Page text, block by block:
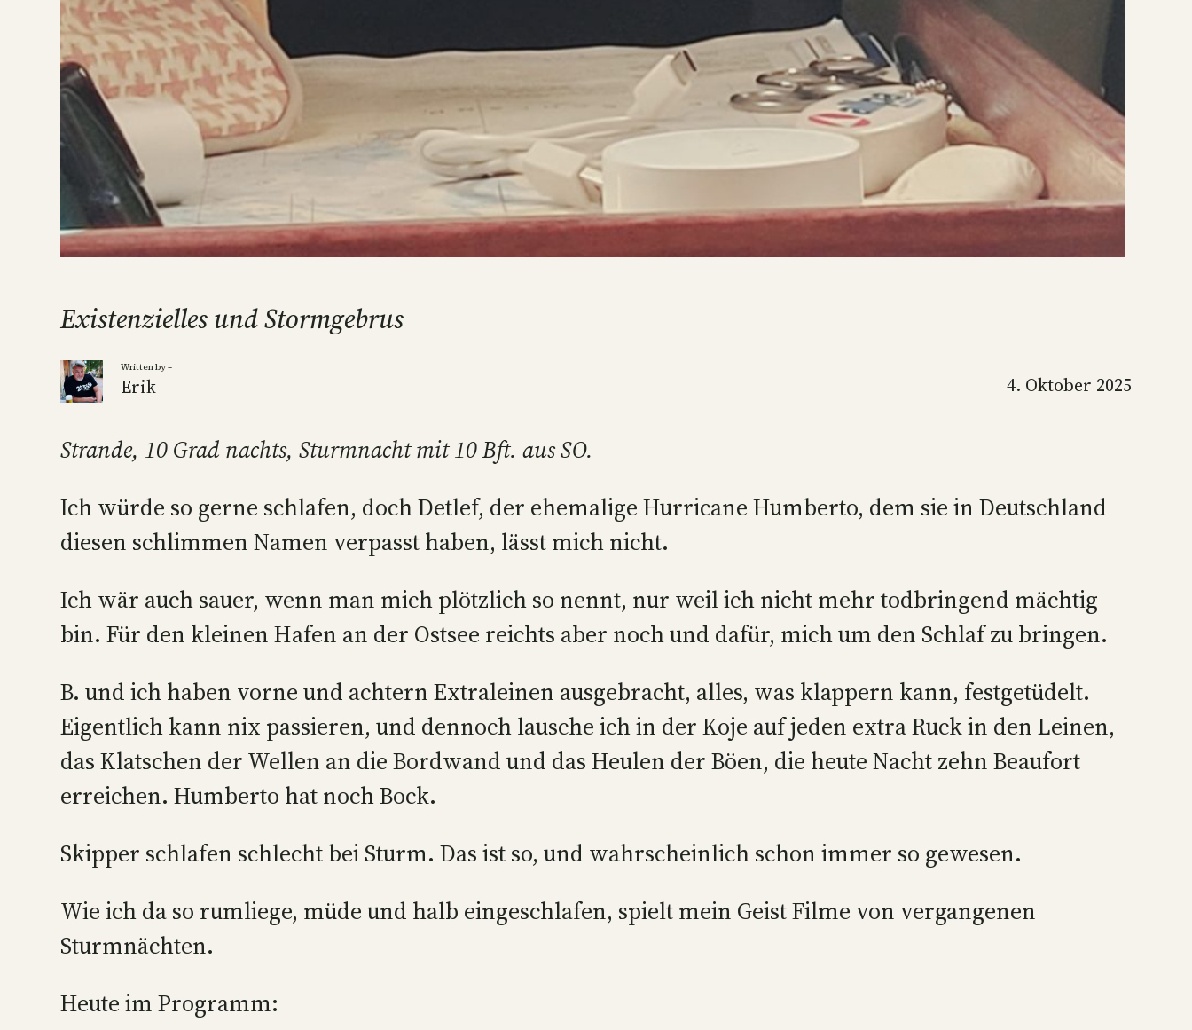
Existenzielles und Stormgebrus
Written by –
Erik 4. Oktober 2025
Strande, 10 Grad nachts, Sturmnacht mit 10 Bft. aus SO.
Ich würde so gerne schlafen, doch Detlef, der ehemalige Hurricane Humberto, dem sie in Deutschland
diesen schlimmen Namen verpasst haben, lässt mich nicht.
Ich wär auch sauer, wenn man mich plötzlich so nennt, nur weil ich nicht mehr todbringend mächtig
bin. Für den kleinen Hafen an der Ostsee reichts aber noch und dafür, mich um den Schlaf zu bringen.
B. und ich haben vorne und achtern Extraleinen ausgebracht, alles, was klappern kann, festgetüdelt.
Eigentlich kann nix passieren, und dennoch lausche ich in der Koje auf jeden extra Ruck in den Leinen,
das Klatschen der Wellen an die Bordwand und das Heulen der Böen, die heute Nacht zehn Beaufort
erreichen. Humberto hat noch Bock.
Skipper schlafen schlecht bei Sturm. Das ist so, und wahrscheinlich schon immer so gewesen.
Wie ich da so rumliege, müde und halb eingeschlafen, spielt mein Geist Filme von vergangenen
Sturmnächten.
Heute im Programm: